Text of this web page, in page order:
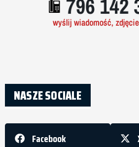
NASZE SOCIALE
Facebook